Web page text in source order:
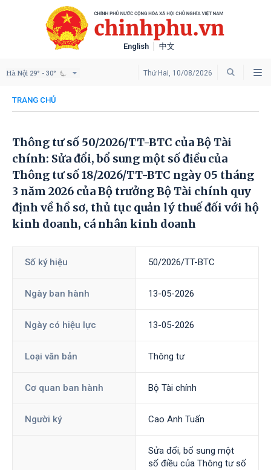
English 中文
Thứ Hai, 10/08/2026
Hà Nội 29° - 30°
TRANG CHỦ
Thông tư số 50/2026/TT-BTC của Bộ Tài
chính: Sửa đổi, bổ sung một số điều của
Thông tư số 18/2026/TT-BTC ngày 05 tháng
3 năm 2026 của Bộ trưởng Bộ Tài chính quy
định về hồ sơ, thủ tục quản lý thuế đối với hộ
kinh doanh, cá nhân kinh doanh
Số ký hiệu 50/2026/TT-BTC
Ngày ban hành 13-05-2026
Ngày có hiệu lực 13-05-2026
Loại văn bản Thông tư
Cơ quan ban hành Bộ Tài chính
Người ký Cao Anh Tuấn
Sửa đổi, bổ sung một
số điều của Thông tư số